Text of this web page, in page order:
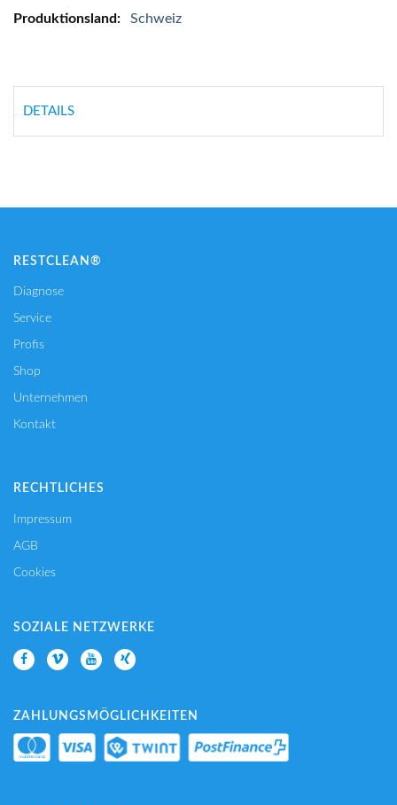
Schweiz
DETAILS
RESTCLEAN®
Diagnose
Service
Profis
Shop
Unternehmen
Kontakt
RECHTLICHES
Impressum
AGB
Cookies
SOZIALE NETZWERKE
ZAHLUNGSMÖGLICHKEITEN